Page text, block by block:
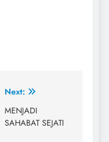
Next:
MENJADI
SAHABAT SEJATI